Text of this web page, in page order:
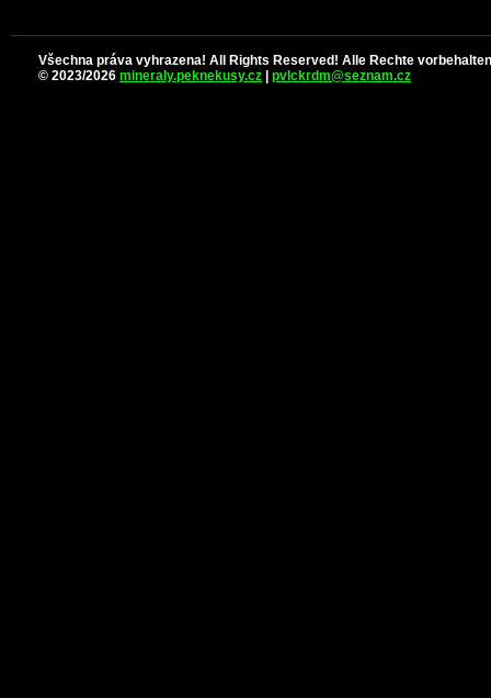
Všechna práva vyhrazena! All Rights Reserved! Alle Rechte
© 2023/2026 mineraly.peknekusy.cz pvlckrdm@seznam.cz